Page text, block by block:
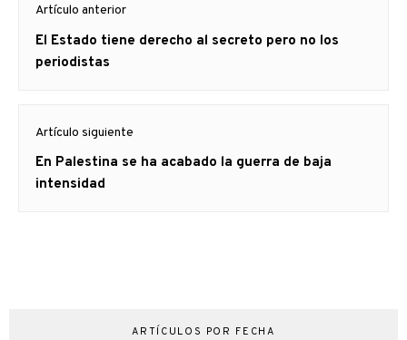
de
entradas
Artículo anterior
Artículo
anterior
El Estado tiene derecho al secreto pero no los
periodistas
Artículo siguiente
Artículo
siguiente:
En Palestina se ha acabado la guerra de baja
intensidad
ARTÍCULOS POR FECHA